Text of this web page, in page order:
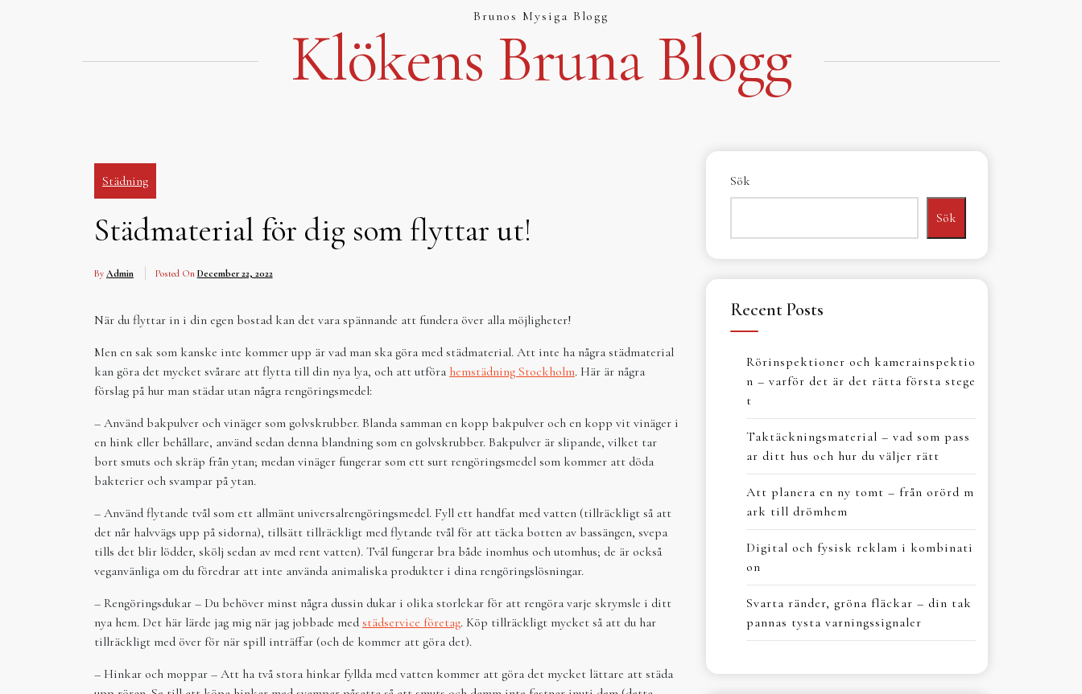
Brunos Mysiga Blogg
Klökens Bruna Blogg
Städning
Städmaterial för dig som flyttar ut!
By Admin Posted On December 22, 2022
När du flyttar in i din egen bostad kan det vara spännande att fundera över alla möjligheter!
Men en sak som kanske inte kommer upp är vad man ska göra med städmaterial. Att inte ha några städmaterial
kan göra det mycket svårare att flytta till din nya lya, och att utföra hemstädning Stockholm. Här är några
förslag på hur man städar utan några rengöringsmedel:
– Använd bakpulver och vinäger som golvskrubber. Blanda samman en kopp bakpulver och en kopp vit vinäger i
en hink eller behållare, använd sedan denna blandning som en golvskrubber. Bakpulver är slipande, vilket tar
bort smuts och skräp från ytan; medan vinäger fungerar som ett surt rengöringsmedel som kommer att döda
bakterier och svampar på ytan.
– Använd flytande tvål som ett allmänt universalrengöringsmedel. Fyll ett handfat med vatten (tillräckligt så att
det når halvvägs upp på sidorna), tillsätt tillräckligt med flytande tvål för att täcka botten av bassängen, svepa
tills det blir lödder, skölj sedan av med rent vatten). Tvål fungerar bra både inomhus och utomhus; de är också
veganvänliga om du föredrar att inte använda animaliska produkter i dina rengöringslösningar.
– Rengöringsdukar – Du behöver minst några dussin dukar i olika storlekar för att rengöra varje skrymsle i ditt
nya hem. Det här lärde jag mig när jag jobbade med städservice företag. Köp tillräckligt mycket så att du har
tillräckligt med över för när spill inträffar (och de kommer att göra det).
– Hinkar och moppar – Att ha två stora hinkar fyllda med vatten kommer att göra det mycket lättare att städa
Sök
Sök
Recent Posts
Rörinspektioner och kamerainspektio
n – varför det är det rätta första stege
t
Taktäckningsmaterial – vad som pass
ar ditt hus och hur du väljer rätt
Att planera en ny tomt – från orörd m
ark till drömhem
Digital och fysisk reklam i kombinati
on
Svarta ränder, gröna fläckar – din tak
pannas tysta varningssignaler